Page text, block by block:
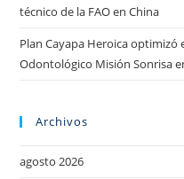
técnico de la FAO en China
Plan Cayapa Heroica
Odontológico Misión Sonrisa
Archivos
agosto 2026